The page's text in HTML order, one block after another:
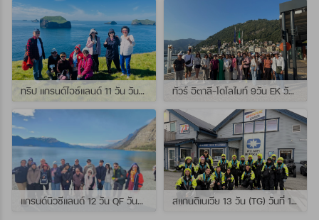
ทริป แกรนด์ไอซ์แลนด์ 11 วัน วันที่ 25 กรกฏาคม - 04 สิงหาคม 2569 เดินทางกับไกด์พี่เปิ้ล ทัวร์ อิตาลี-โดโลไมท์ 9วัน EK วันที่ 21 - 29 กรกฏาคม 2569 เดินทางกับไกด์พี่หนุ่ม
แกรนด์นิวซีแลนด์ 12 วัน QF วันที่ 22 กรกฎาคม - 3 สิงหาคม 2569 เดินทางกับไกด์พี่โจ้ สแกนดิเนเวีย 13 วัน (TG) วันที่ 10-22 กรกฏาคม 2569 เดินทางกับไกด์พี่เต้ย